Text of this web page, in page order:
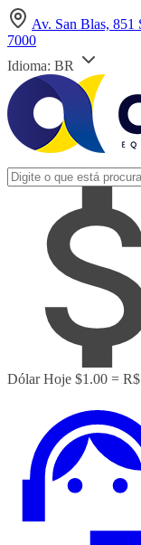
Av. San Blas, 851
7000
Idioma: BR
Dólar Hoje $1.00 =